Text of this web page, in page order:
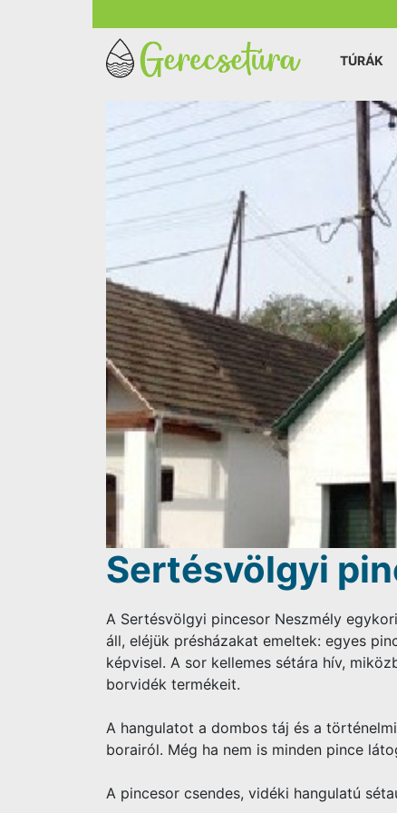
TÚRÁK
Sertésvölgyi
A Sertésvölgyi pincesor Neszmély
áll, eléjük présházakat emeltek: egyes
képvisel. A sor kellemes sétára hív,
borvidék termékeit.
A hangulatot a dombos táj és a
borairól. Még ha nem is minden pince
A pincesor csendes, vidéki hangulatú